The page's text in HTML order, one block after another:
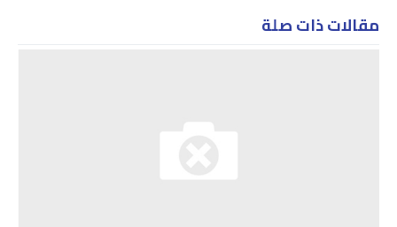
مقالات ذات صلة